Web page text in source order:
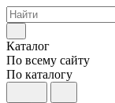
Каталог
По всему сайту
По каталогу